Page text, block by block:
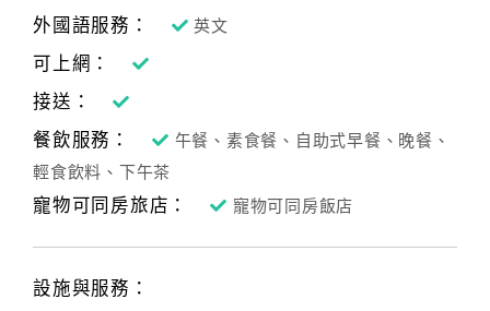
外國語服務：
英文
可上網：
接送：
餐飲服務：
午餐、素食餐、自助式早餐、晚餐、
輕食飲料、下午茶
寵物可同房旅店： 寵物可同房飯店
設施與服務：